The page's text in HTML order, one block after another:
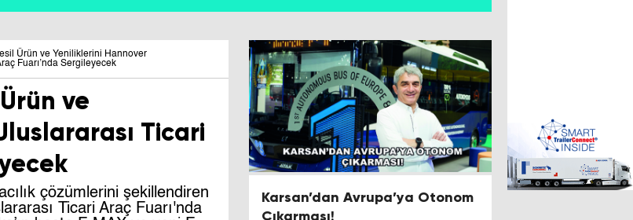
Ürün ve Yeniliklerini Hannover
Fuarı’nda Sergileyecek
ve
Ticari
çözümlerini şekillendiren
Ticari Araç Fuarı'nda
Karsan’dan Avrupa’ya Otonom
Çıkarması!